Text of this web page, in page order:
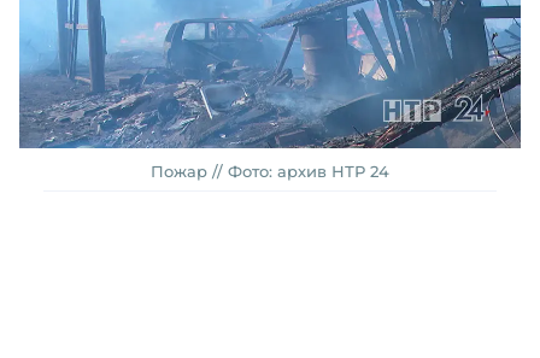
Пожар // Фото: архив НТР 24